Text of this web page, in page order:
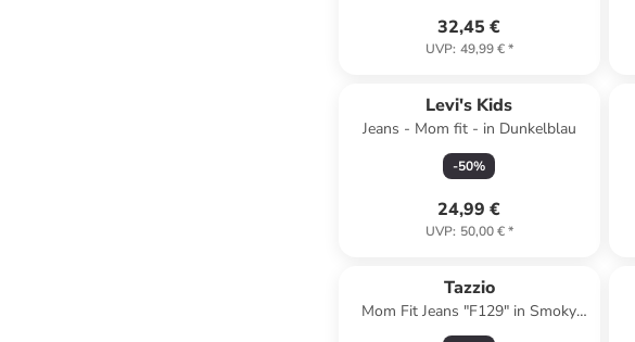
32,45 €
UVP: 49,99 €*
Levi's Kids
Jeans - Mom fit - in Dunkelblau
-50%
24,99 €
UVP: 50,00 €*
Tazzio
Mom Fit Jeans "F129" in Smoky
Snow